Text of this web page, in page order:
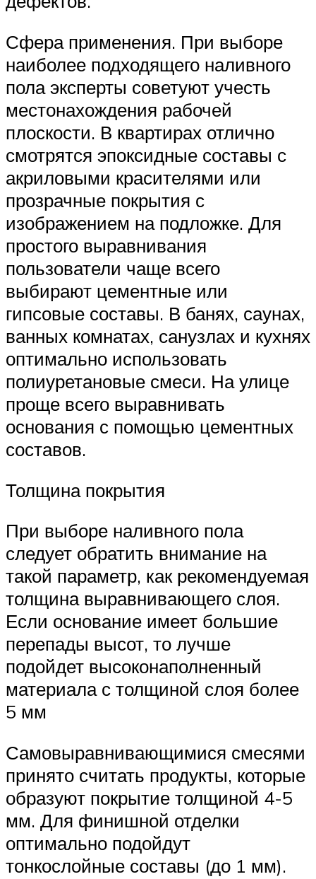
Сфера применения. При выборе
наиболее подходящего наливного
пола эксперты советуют учесть
местонахождения рабочей
плоскости. В квартирах отлично
смотрятся эпоксидные составы с
акриловыми красителями или
прозрачные покрытия с
изображением на подложке. Для
простого выравнивания
пользователи чаще всего
выбирают цементные или
гипсовые составы. В банях, саунах,
ванных комнатах, санузлах и кухнях
оптимально использовать
полиуретановые смеси. На улице
проще всего выравнивать
основания с помощью цементных
составов.
Толщина покрытия
При выборе наливного пола
следует обратить внимание на
такой параметр, как рекомендуемая
толщина выравнивающего слоя.
Если основание имеет большие
перепады высот, то лучше
подойдет высоконаполненный
материала с толщиной слоя более
5 мм
Самовыравнивающимися смесями
принято считать продукты, которые
образуют покрытие толщиной 4-5
мм. Для финишной отделки
оптимально подойдут
тонкослойные составы (до 1 мм).